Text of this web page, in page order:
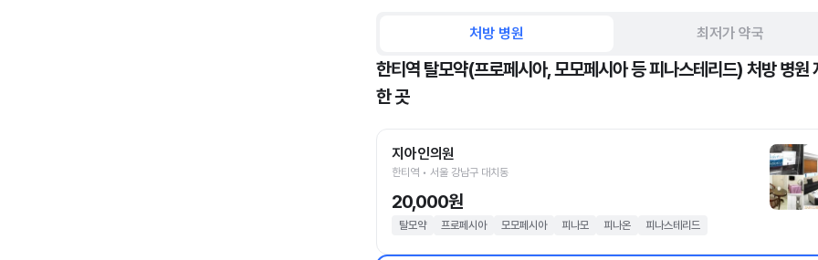
처방 병원 최저가 약국
한티역 탈모약(프로페시아, 모모페시아 등 피나스테리드) 처방 병원
한 곳
지아인의원
한티역 • 서울 강남구 대치동
20,000원
탈모약 프로페시아 모모페시아 피나모 피나온 피나스테리드